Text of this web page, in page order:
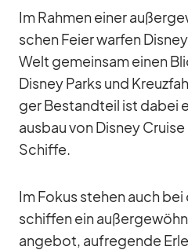
Im Rah­men ei­ner
schen Feier war­fen
Welt ge­mein­sam ei­nen
Dis­ney Parks und
ger Be­stand­teil ist da­bei
aus­bau von Dis­ney
Schiffe.
Im Fo­kus ste­hen auch
schif­fen ein
an­ge­bot, auf­re­gende